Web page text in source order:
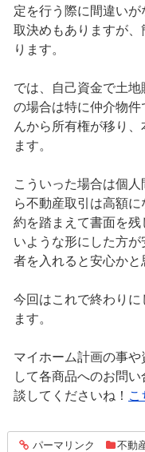
定を行う際に間違い
取決めもありますが
ります。
では、自己資金で土
の場合は特に仲介物
んから所有権が移り
ます。
こういった場合は個
ら不動産取引は高額
約を踏まえて書面を
いような形にした方
者を入れると安心かと
今回はこれで終わり
ます。
マイホーム計画の事
して各商品へのお問
談してくださいね！ こ
entry534
パーマリンク 不動